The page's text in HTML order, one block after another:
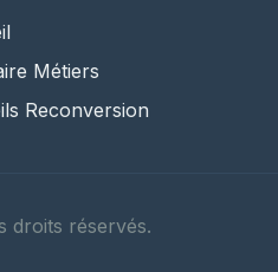
Métiers
Reconversion
droits réservés.